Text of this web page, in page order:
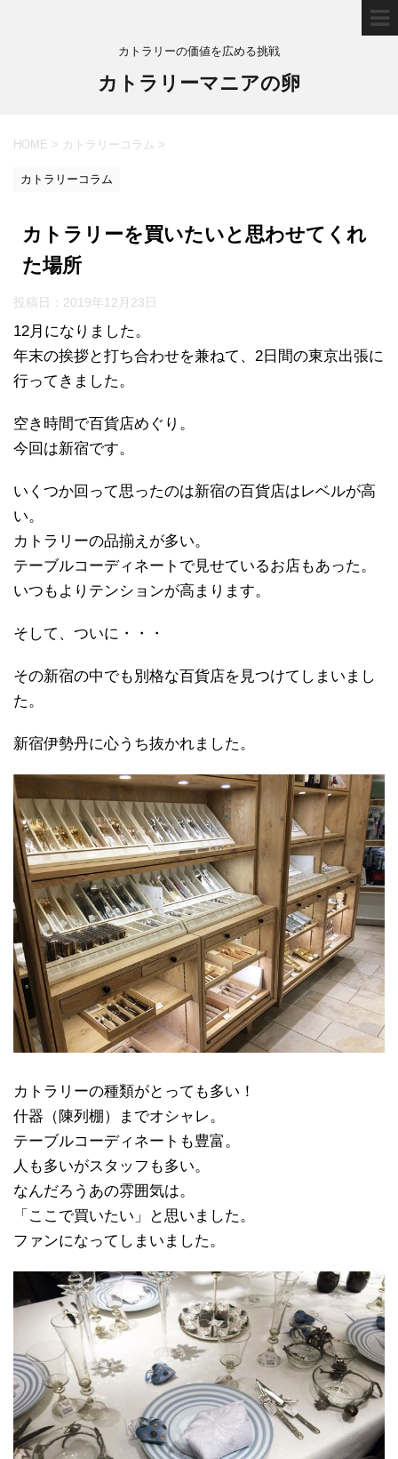
カトラリーの価値を広める挑戦
カトラリーマニアの卵
HOME > カトラリーコラム >
カトラリーコラム
カトラリーを買いたいと思わせてくれ
た場所
投稿日： 2019年12月23日
12月になりました。
年末の挨拶と打ち合わせを兼ねて、2日間の東京出張に
行ってきました。
空き時間で百貨店めぐり。
今回は新宿です。
いくつか回って思ったのは新宿の百貨店はレベルが高
い。
カトラリーの品揃えが多い。
テーブルコーディネートで見せているお店もあった。
いつもよりテンションが高まります。
そして、ついに・・・
その新宿の中でも別格な百貨店を見つけてしまいまし
た。
新宿伊勢丹に心うち抜かれました。
カトラリーの種類がとっても多い！
什器（陳列棚）までオシャレ。
テーブルコーディネートも豊富。
人も多いがスタッフも多い。
なんだろうあの雰囲気は。
「ここで買いたい」と思いました。
ファンになってしまいました。